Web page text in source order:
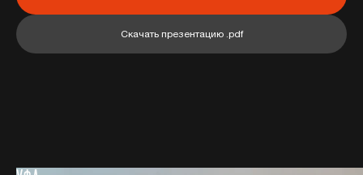
Скачать презентацию .pdf